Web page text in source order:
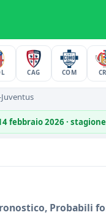
CAG COM
febbraio 2026 ·
Probabili